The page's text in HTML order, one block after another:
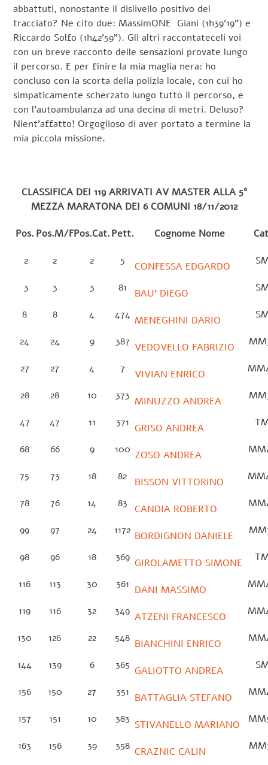
abbattuti, nonostante il dislivello positivo del
tracciato? Ne cito due: MassimONE Giani (1h39’19”) e
Riccardo Solfo (1h42’59”). Gli altri raccontateceli voi
con un breve racconto delle sensazioni provate lungo
il percorso. E per finire la mia maglia nera: ho
concluso con la scorta della polizia locale, con cui ho
simpaticamente scherzato lungo tutto il percorso, e
con l’autoambulanza ad una decina di metri. Deluso?
Nient’affatto! Orgoglioso di aver portato a termine la
mia piccola missione.
CLASSIFICA DEI 119 ARRIVATI AV MASTER ALLA 5°
MEZZA MARATONA DEI 6 COMUNI 18/11/2012
Pos. Pos.M/FPos.Cat.Pett. Cognome Nome
2 2 2 5 CONFESSA EDGARDO
3 3 3 81 BAU’ DIEGO
8 8 4 474 MENEGHINI DARIO
24 24 9 387 VEDOVELLO FABRIZIO
27 27 4 7 VIVIAN ENRICO
28 28 10 373 MINUZZO ANDREA
47 47 11 371 GRISO ANDREA
68 66 9 100 ZOSO ANDREA
75 73 18 82 BISSON VITTORINO
78 76 14 83 CANDIA ROBERTO
99 97 24 1172 BORDIGNON DANIELE
98 96 18 369 GIROLAMETTO SIMONE
116 113 30 361 DANI MASSIMO
119 116 32 349 ATZENI FRANCESCO
130 126 22 548 BIANCHINI ENRICO
144 139 6 365 GALIOTTO ANDREA
156 150 27 351 BATTAGLIA STEFANO
157 151 10 383 STIVANELLO MARIANO
163 156 39 358 CRAZNIC CALIN